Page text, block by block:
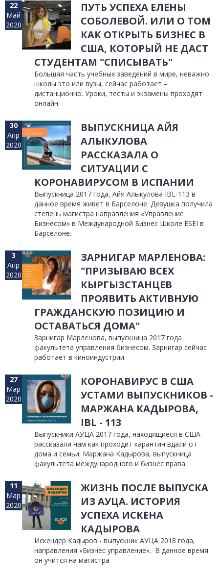
22
Май
2020
ПУТЬ УСПЕХА ЕЛЕНЫ
СОБОЛЕВОЙ. ИЛИ О ТОМ
КАК ОТКРЫТЬ БИЗНЕС В
США, КОТОРЫЙ НЕ ДАСТ
СТУДЕНТАМ "СПИСЫВАТЬ"
Большая часть учебных заведений в мире, неважно
школы это или вузы, сейчас работает –
дистанционно. Уроки, тесты и экзамены проходят
онлайн.
30
Апр
2020
ВЫПУСКНИЦА АЙЯ
АЛЫКУЛОВА
РАССКАЗАЛА О
СИТУАЦИИ С
КОРОНАВИРУСОМ В ИСПАНИИ
Выпускница 2017 года, Айя Алыкулова IBL-113 в
данное время живет в Барселоне. Девушка получила
степень магистра направления «Управление
Бизнесом» в Международной Бизнес Школе ESEI в
Барселоне.
3
Апр
2020
ЗАРНИГАР МАРЛЕНОВА:
"ПРИЗЫВАЮ ВСЕХ
КЫРГЫЗCТАНЦЕВ
ПРОЯВИТЬ АКТИВНУЮ
ГРАЖДАНСКУЮ ПОЗИЦИЮ И
ОСТАВАТЬСЯ ДОМА"
Зарнигар Марленова, выпускница 2017 года
факультета управления бизнесом. Зарнигар сейчас
работает в киноиндустрии.
27
Мар
2020
КОРОНАВИРУС В США
УСТАМИ ВЫПУСКНИКОВ -
МАРЖАНА КАДЫРОВА,
IBL - 113
Выпускники АУЦА 2017 года, находящиеся в США
рассказали нам как проходит карантин вдали от
дома и семьи. Маржана Кадырова, выпускница
факультета международного и бизнес права.
11
Мар
2020
ЖИЗНЬ ПОСЛЕ ВЫПУСКА
ИЗ АУЦА. ИСТОРИЯ
УСПЕХА ИСКЕНА
КАДЫРОВА
Искендер Кадыров - выпускник АУЦА 2018 года,
направления «Бизнес управление». В данное время
он учится на магистра